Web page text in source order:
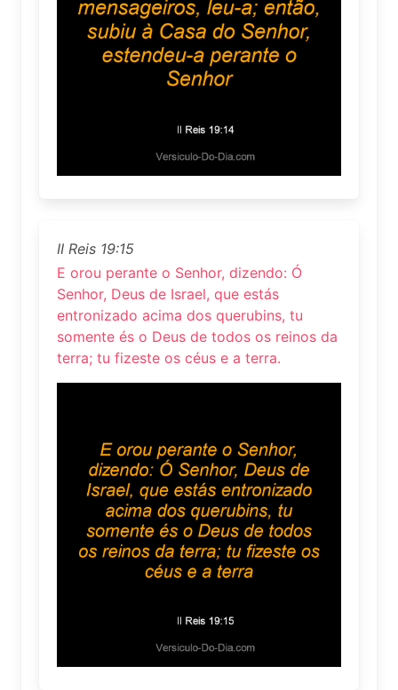
II Reis 19:15
E orou perante o Senhor, dizendo: Ó
Senhor, Deus de Israel, que estás
entronizado acima dos querubins, tu
somente és o Deus de todos os reinos da
terra; tu fizeste os céus e a terra.